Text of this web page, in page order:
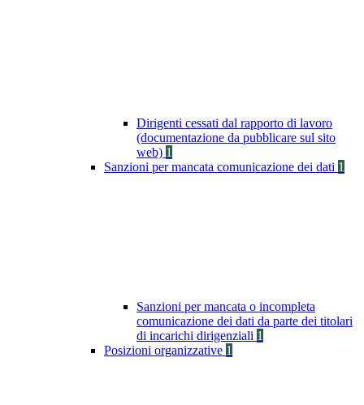
Dirigenti cessati dal rapporto di lavoro
(documentazione da pubblicare sul sito
web) 1
Sanzioni per mancata comunicazione dei dati 1
Sanzioni per mancata o incompleta
comunicazione dei dati da parte dei titolari
di incarichi dirigenziali 1
Posizioni organizzative 1